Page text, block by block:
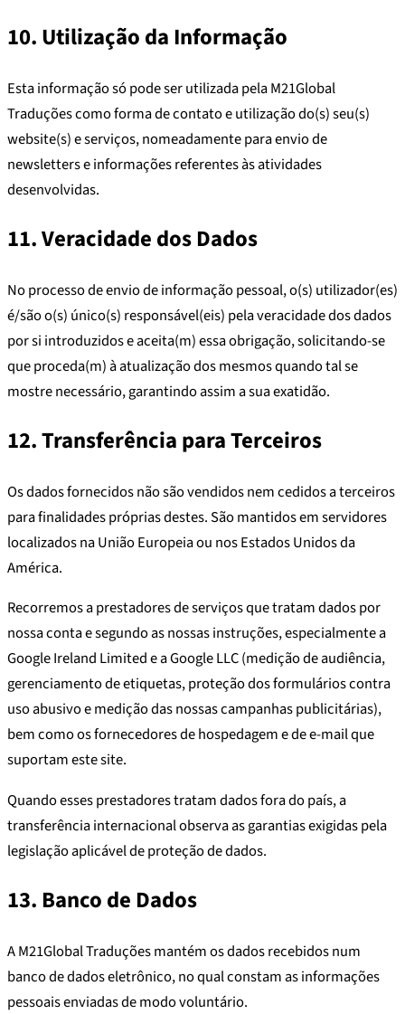
10. Utilização da Informação
Esta informação só pode ser utilizada pela M21Global
Traduções como forma de contato e utilização do(s) seu(s)
website(s) e serviços, nomeadamente para envio de
newsletters e informações referentes às atividades
desenvolvidas.
11. Veracidade dos Dados
No processo de envio de informação pessoal, o(s) utilizador(es)
é/são o(s) único(s) responsável(eis) pela veracidade dos dados
por si introduzidos e aceita(m) essa obrigação, solicitando-se
que proceda(m) à atualização dos mesmos quando tal se
mostre necessário, garantindo assim a sua exatidão.
12. Transferência para Terceiros
Os dados fornecidos não são vendidos nem cedidos a terceiros
para finalidades próprias destes. São mantidos em servidores
localizados na União Europeia ou nos Estados Unidos da
América.
Recorremos a prestadores de serviços que tratam dados por
nossa conta e segundo as nossas instruções, especialmente a
Google Ireland Limited e a Google LLC (medição de audiência,
gerenciamento de etiquetas, proteção dos formulários contra
uso abusivo e medição das nossas campanhas publicitárias),
bem como os fornecedores de hospedagem e de e-mail que
suportam este site.
Quando esses prestadores tratam dados fora do país, a
transferência internacional observa as garantias exigidas pela
legislação aplicável de proteção de dados.
13. Banco de Dados
A M21Global Traduções mantém os dados recebidos num
banco de dados eletrônico, no qual constam as informações
pessoais enviadas de modo voluntário.